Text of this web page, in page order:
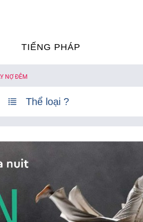
TIẾNG PHÁP
TIẾNG PHÁP
TIẾNG PHÁP NGAY TẠI
TIẾNG PHÁP
TÁC TIẾNG PHÁP
NỢ ĐÊM